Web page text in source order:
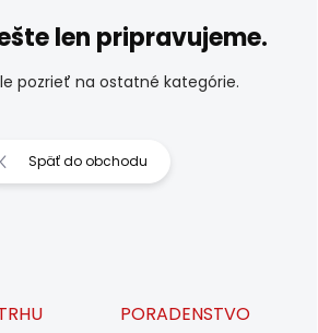
len pripravujeme.
pozrieť na ostatné kategórie.
Späť do obchodu
PORADENSTVO